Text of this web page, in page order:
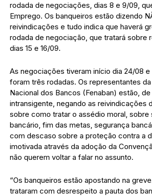
rodada de negociações, dias 8 e 9/09,
Emprego. Os banqueiros estão dizendo
reivindicações e tudo indica que haverá
rodada de negociação, que tratará sobre
dias 15 e 16/09.
As negociações tiveram início dia 24/08 e
foram três rodadas. Os representantes
Nacional dos Bancos (Fenaban) estão,
intransigente, negando as reivindicações
sobre como tratar o assédio moral, sobre
bancário, fim das metas, segurança
com descaso sobre a proteção contra a
imotivada através da adoção da
não querem voltar a falar no assunto.
“Os banqueiros estão apostando na
trataram com desrespeito a pauta dos